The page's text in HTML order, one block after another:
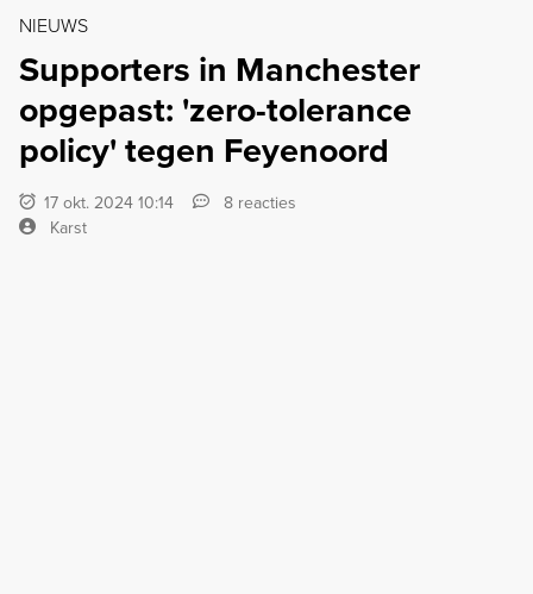
NIEUWS
Supporters in Manchester
opgepast: 'zero-tolerance
policy' tegen Feyenoord
17 okt. 2024 10:14
8 reacties
Karst